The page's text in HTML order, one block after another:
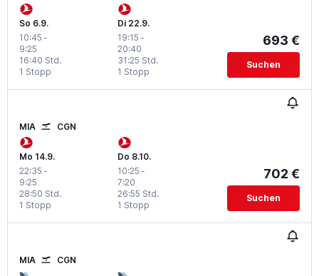
So 6.9.
10:45 -
9:25
1 Stopp
16:40 Std.
Di 22.9.
19:15 -
20:40
1 Stopp
31:25 Std.
693 €
Suchen
MIA CGN
Mo 14.9.
22:35 -
9:25
1 Stopp
28:50 Std.
Do 8.10.
10:25 -
7:20
1 Stopp
26:55 Std.
702 €
Suchen
MIA CGN